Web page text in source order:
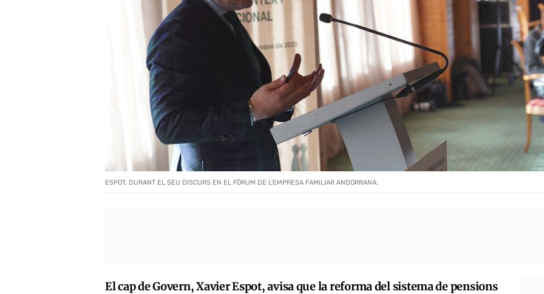
ESPOT, DURANT EL SEU DISCURS EN EL FÒRUM DE L'EMPRESA FAMILIAR ANDORRANA.
El cap de Govern, Xavier Espot, avisa que la reforma del sistema de pensions